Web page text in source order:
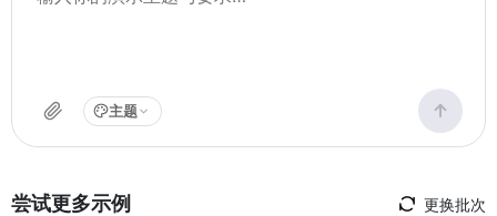
主题
尝试更多示例 更换批次